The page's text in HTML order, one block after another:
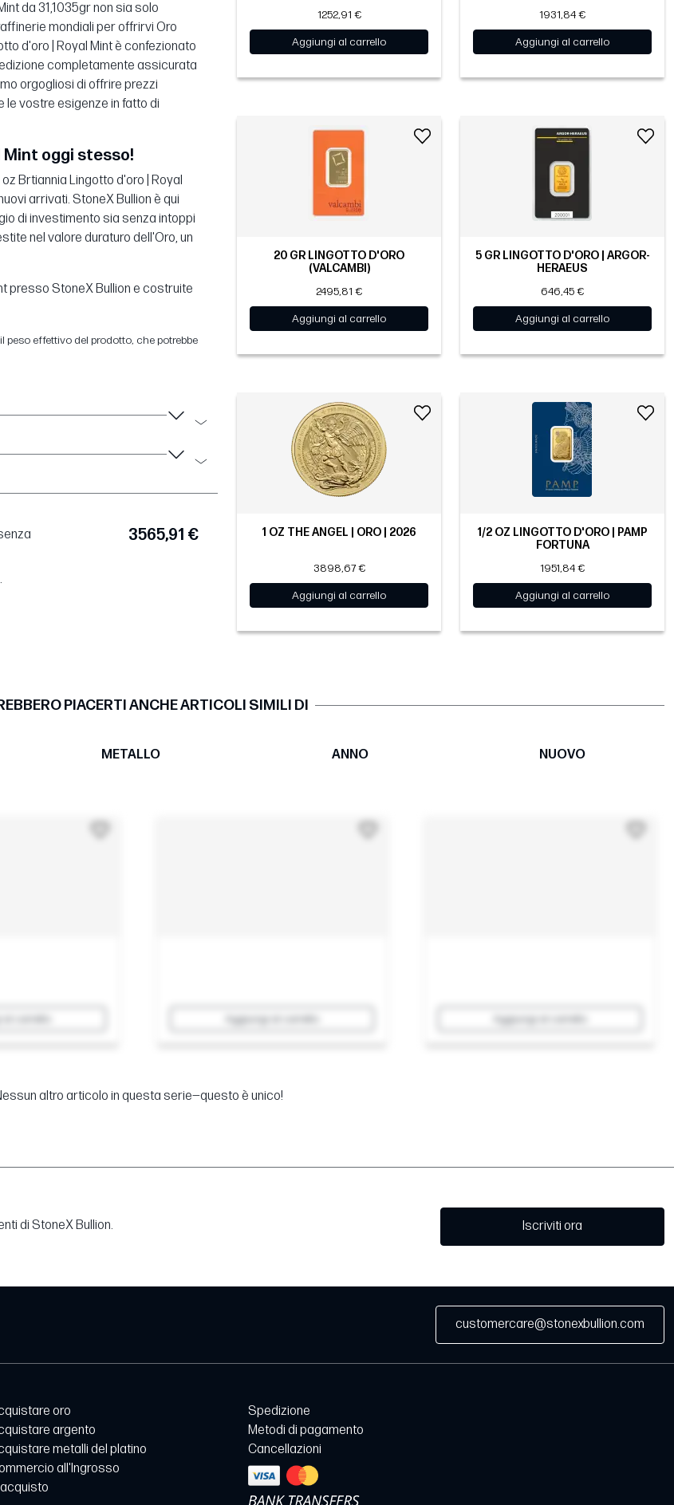
da 31,1035gr non sia solo
mondiali per offrirvi Oro
d'oro | Royal Mint è confezionato
completamente assicurata
orgogliosi di offrire prezzi
vostre esigenze in fatto di
Mint oggi stesso!
Brtiannia Lingotto d'oro | Royal
arrivati. StoneX Bullion è qui
di investimento sia senza intoppi
nel valore duraturo dell'Oro, un
presso StoneX Bullion e costruite
effettivo del prodotto, che potrebbe
3565,91 €
1252,91 €
Aggiungi al carrello
1931,84 €
Aggiungi al carrello
20 GR LINGOTTO D'ORO
(VALCAMBI)
2495,81 €
Aggiungi al carrello
5 GR LINGOTTO D'ORO | ARGOR-
HERAEUS
646,45 €
Aggiungi al carrello
1 OZ THE ANGEL | ORO | 2026
3898,67 €
Aggiungi al carrello
1/2 OZ LINGOTTO D'ORO | PAMP
FORTUNA
1951,84 €
Aggiungi al carrello
PIACERTI ANCHE ARTICOLI SIMILI DI
METALLO ANNO NUOVO
al carrello Aggiungi al carrello Aggiungi al carrello
altro articolo in questa serie—questo è unico!
di StoneX Bullion.
Iscriviti ora
customercare@stonexbullion.com
oro
argento
metalli del platino
all'Ingrosso
Spedizione
Metodi di pagamento
Cancellazioni